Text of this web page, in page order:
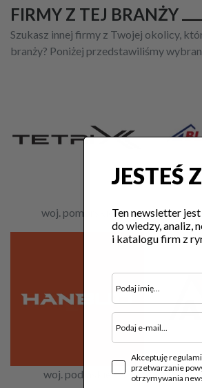
FIRMY Z TEJ BRANŻY
Szukasz innej firmy z Twojej okolicy,
branży? Poniżej przedstawiliśmy
woj. pomorskie
woj. podlaskie
JESTEŚ
Ten newsletter
do wiedzy, analiz,
i katalogu firm z
Akceptuję
przetwarzanie
otrzymywania